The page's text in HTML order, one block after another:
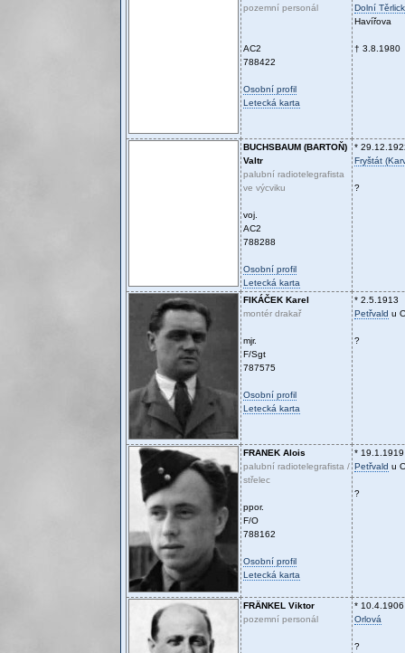
pozemní personál
AC2
788422
Osobní profil
Letecká karta
Dolní
Havířova
† 3.8.1980
BUCHSBAUM (BARTOŇ)
Valtr
palubní radiotelegrafista
ve výcviku
voj.
AC2
788288
Osobní profil
Letecká karta
*
Fryštát
?
FIKÁČEK Karel
montér drakař
mjr.
F/Sgt
787575
Osobní profil
Letecká karta
* 2.5.1913
Petřvald u
?
FRANEK Alois
palubní radiotelegrafista /
střelec
ppor.
F/O
788162
Osobní profil
Letecká karta
* 19.1.1919
Petřvald u
?
FRÄNKEL Viktor
pozemní personál
* 10.4.1906
Orlová
?